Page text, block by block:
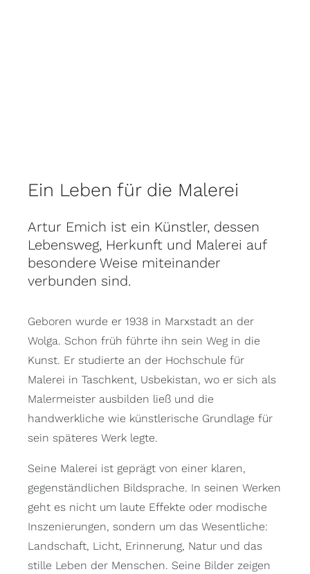
Ein Leben für die Malerei
Artur Emich ist ein Künstler, dessen
Lebensweg, Herkunft und Malerei auf
besondere Weise miteinander
verbunden sind.
Geboren wurde er 1938 in Marxstadt an der
Wolga. Schon früh führte ihn sein Weg in die
Kunst. Er studierte an der Hochschule für
Malerei in Taschkent, Usbekistan, wo er sich als
Malermeister ausbilden ließ und die
handwerkliche wie künstlerische Grundlage für
sein späteres Werk legte.
Seine Malerei ist geprägt von einer klaren,
gegenständlichen Bildsprache. In seinen Werken
geht es nicht um laute Effekte oder modische
Inszenierungen, sondern um das Wesentliche:
Landschaft, Licht, Erinnerung, Natur und das
stille Leben der Menschen. Seine Bilder zeigen